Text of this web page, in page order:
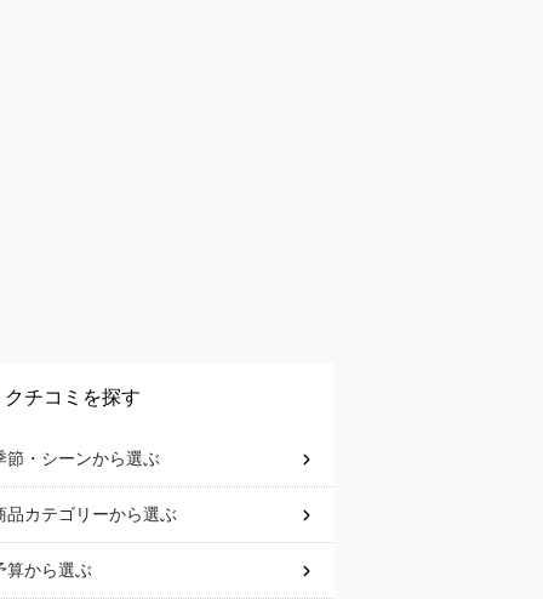
クチコミを探す
節・シーンから選ぶ
品カテゴリーから選ぶ
算から選ぶ